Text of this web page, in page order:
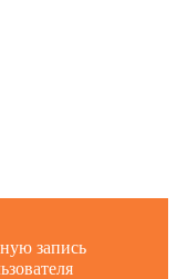
запись